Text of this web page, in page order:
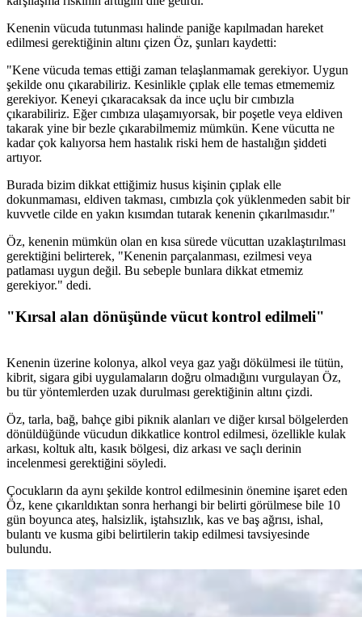
Kenenin vücuda tutunması halinde paniğe kapılmadan hareket
edilmesi gerektiğinin altını çizen Öz, şunları kaydetti:
"Kene vücuda temas ettiği zaman telaşlanmamak gerekiyor. Uygun
şekilde onu çıkarabiliriz. Kesinlikle çıplak elle temas etmememiz
gerekiyor. Keneyi çıkaracaksak da ince uçlu bir cımbızla
çıkarabiliriz. Eğer cımbıza ulaşamıyorsak, bir poşetle veya eldiven
takarak yine bir bezle çıkarabilmemiz mümkün. Kene vücutta ne
kadar çok kalıyorsa hem hastalık riski hem de hastalığın şiddeti
artıyor.
Burada bizim dikkat ettiğimiz husus kişinin çıplak elle
dokunmaması, eldiven takması, cımbızla çok yüklenmeden sabit bir
kuvvetle cilde en yakın kısımdan tutarak kenenin çıkarılmasıdır."
Öz, kenenin mümkün olan en kısa sürede vücuttan uzaklaştırılması
gerektiğini belirterek, "Kenenin parçalanması, ezilmesi veya
patlaması uygun değil. Bu sebeple bunlara dikkat etmemiz
gerekiyor." dedi.
"Kırsal alan dönüşünde vücut kontrol edilmeli"
Kenenin üzerine kolonya, alkol veya gaz yağı dökülmesi ile tütün,
kibrit, sigara gibi uygulamaların doğru olmadığını vurgulayan Öz,
bu tür yöntemlerden uzak durulması gerektiğinin altını çizdi.
Öz, tarla, bağ, bahçe gibi piknik alanları ve diğer kırsal bölgelerden
dönüldüğünde vücudun dikkatlice kontrol edilmesi, özellikle kulak
arkası, koltuk altı, kasık bölgesi, diz arkası ve saçlı derinin
incelenmesi gerektiğini söyledi.
Çocukların da aynı şekilde kontrol edilmesinin önemine işaret eden
Öz, kene çıkarıldıktan sonra herhangi bir belirti görülmese bile 10
gün boyunca ateş, halsizlik, iştahsızlık, kas ve baş ağrısı, ishal,
bulantı ve kusma gibi belirtilerin takip edilmesi tavsiyesinde
bulundu.